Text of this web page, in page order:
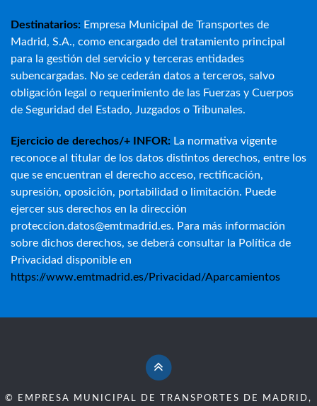
Destinatarios: Empresa Municipal de Transportes de
Madrid, S.A., como encargado del tratamiento principal
para la gestión del servicio y terceras entidades
subencargadas. No se cederán datos a terceros, salvo
obligación legal o requerimiento de las Fuerzas y Cuerpos
de Seguridad del Estado, Juzgados o Tribunales.
Ejercicio de derechos/+ INFOR: La normativa vigente
reconoce al titular de los datos distintos derechos, entre los
que se encuentran el derecho acceso, rectificación,
supresión, oposición, portabilidad o limitación. Puede
ejercer sus derechos en la dirección
proteccion.datos@emtmadrid.es. Para más información
sobre dichos derechos, se deberá consultar la Política de
Privacidad disponible en
https://www.emtmadrid.es/Privacidad/Aparcamientos
© EMPRESA MUNICIPAL DE TRANSPORTES DE MADRID,